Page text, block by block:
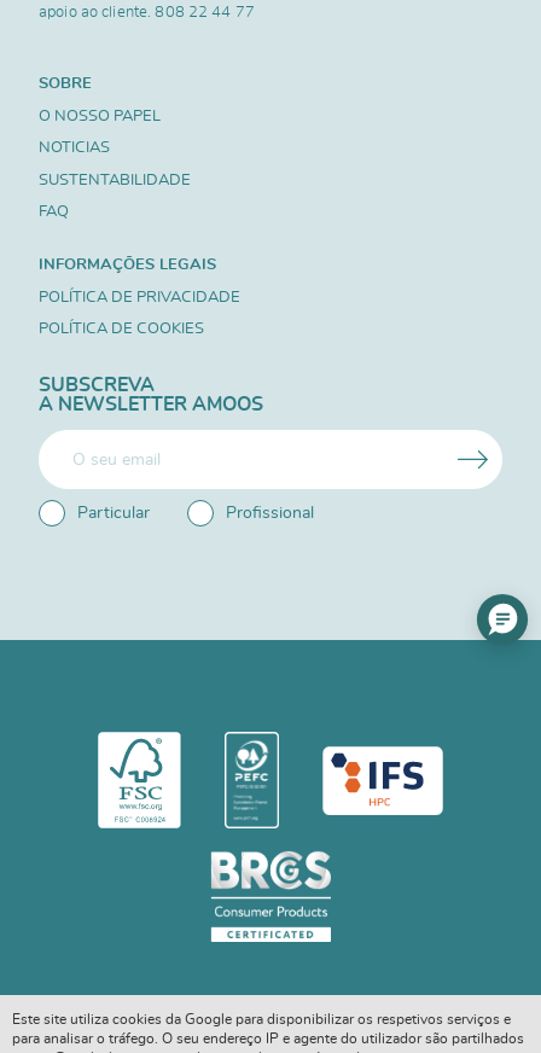
apoio ao cliente.808 22 44 77
SOBRE
O NOSSO PAPEL
NOTICIAS
SUSTENTABILIDADE
FAQ
INFORMAÇÕES LEGAIS
POLÍTICA DE PRIVACIDADE
POLÍTICA DE COOKIES
SUBSCREVA
A NEWSLETTER AMOOS
Particular Profissional
Este site utiliza cookies da Google para disponibilizar os respetivos serviços e
para analisar o tráfego. O seu endereço IP e agente do utilizador são partilhados